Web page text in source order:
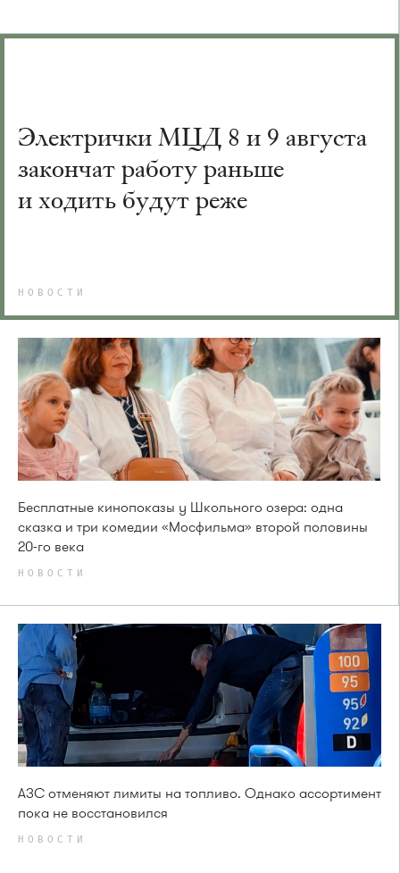
Электрички МЦД 8 и 9 августа
закончат работу раньше
и ходить будут реже
НОВОСТИ
Бесплатные кинопоказы у Школьного озера: одна
сказка и три комедии «Мосфильма» второй половины
20-го века
НОВОСТИ
АЗС отменяют лимиты на топливо. Однако ассортимент
пока не восстановился
НОВОСТИ